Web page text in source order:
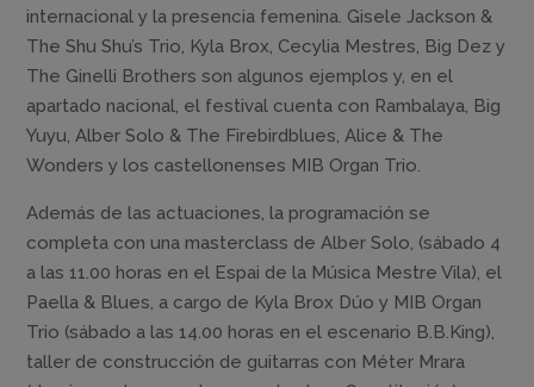
internacional y la presencia femenina. Gisele Jackson &
The Shu Shu’s Trio, Kyla Brox, Cecylia Mestres, Big Dez y
The Ginelli Brothers son algunos ejemplos y, en el
apartado nacional, el festival cuenta con Rambalaya, Big
Yuyu, Alber Solo & The Firebirdblues, Alice & The
Wonders y los castellonenses MIB Organ Trio.
Además de las actuaciones, la programación se
completa con una masterclass de Alber Solo, (sábado 4
a las 11.00 horas en el Espai de la Música Mestre Vila), el
Paella & Blues, a cargo de Kyla Brox Dúo y MIB Organ
Trio (sábado a las 14.00 horas en el escenario B.B.King),
taller de construcción de guitarras con Méter Mrara